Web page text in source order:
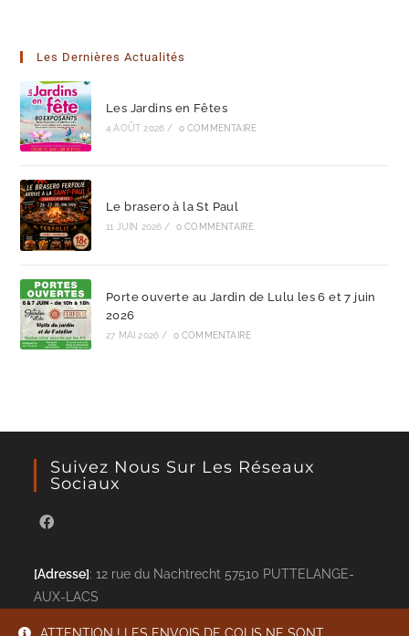
Les Dernières Actualités
Les Jardins en Fêtes
4 AOÛT 2026 / 0 COMMENTAIRE
Le brasero à la St Paul
11 JUIN 2026 / 0 COMMENTAIRE
Porte ouverte au Jardin de Lulu les 6 et 7 juin
2026
27 MAI 2026 / 0 COMMENTAIRE
Suivez Nous Sur Les Réseaux
Sociaux
[Adresse]: 12 rue du Nachtrecht 57510 PUTTELANGE-
AUX-LACS